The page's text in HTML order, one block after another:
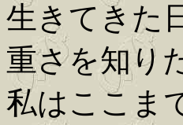
生きてきた
重さを知り
私はここま